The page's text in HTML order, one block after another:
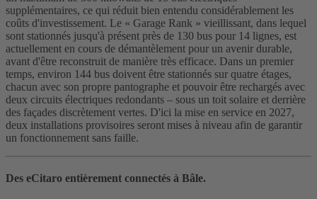
supplémentaires, ce qui réduit bien entendu considérablement les
coûts d'investissement. Le « Garage Rank » vieillissant, dans lequel
sont stationnés jusqu'à présent près de 130 bus pour 14 lignes, est
actuellement en cours de démantèlement pour un avenir durable,
avant d'être reconstruit de manière très efficace. Dans un premier
temps, environ 144 bus doivent être stationnés sur quatre étages,
chacun avec son propre pantographe et pouvoir être rechargés avec
deux circuits électriques redondants – sous un toit solaire et derrière
des façades discrètement vertes. D'ici la mise en service en 2027,
deux installations provisoires seront mises à niveau afin de garantir
un fonctionnement sans faille.
Des eCitaro entièrement connectés à Bâle.